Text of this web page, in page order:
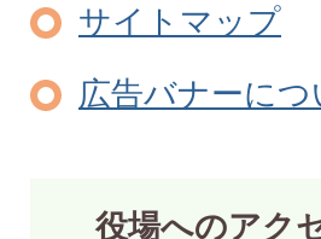
サイトマップ
広告バナーにつ
役場へのアク